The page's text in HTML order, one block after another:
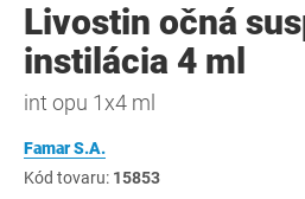
Livostin očná
instilácia 4 ml
int opu 1x4 ml
Famar S.A.
Kód tovaru: 15853